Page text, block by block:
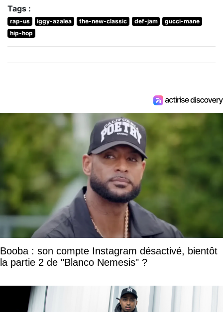
Tags :
rap-us iggy-azalea the-new-classic def-jam
gucci-mane
hip-hop
Booba : son compte Instagram désactivé, bientôt
la partie 2 de "Blanco Nemesis" ?